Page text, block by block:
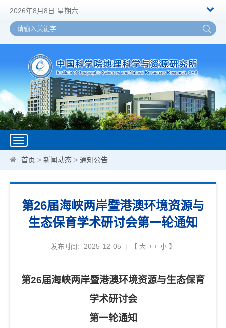
2026年8月8日 星期六
Toggle
navigation
首页 >新闻动态 >通知公告
第26届海峡两岸暨港澳环境资源与
生态保育学术研讨会第一轮通知
发布时间： 2025-12-05 | 【 大 中 小】
第26届海峡两岸暨港澳环境资源与生态保育
学术研讨会
第一轮通知